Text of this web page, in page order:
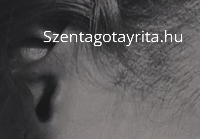
Szentagotayrita.hu